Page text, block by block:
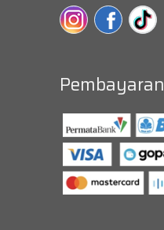
Pembayaran